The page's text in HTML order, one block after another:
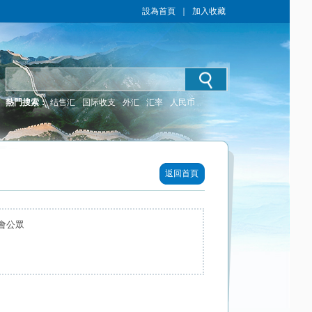
設為首頁 加入收藏
熱門搜索： 结售汇 国际收支 外汇 汇率 人民币
返回首頁
公眾